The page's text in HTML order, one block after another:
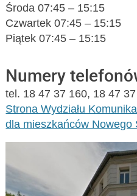
Środa 07:45 – 15:15
Czwartek 07:45 – 15:15
Piątek 07:45 – 15:15
Numery
tel. 18 47 37 160, 18 47
Strona Wydziału
dla mieszkańców Nowego